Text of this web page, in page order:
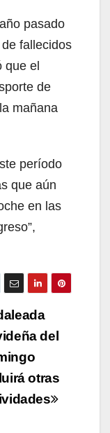
pasado
fallecidos
que el
de
mañana
período
que aún
en las
del
otras